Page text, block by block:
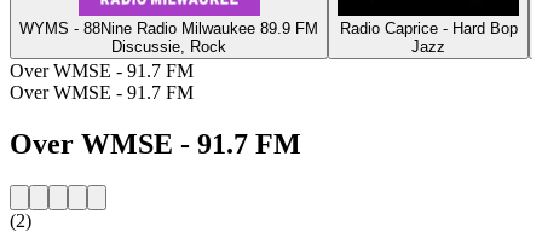
WYMS - 88Nine Radio Milwaukee 89.9 FM
Discussie, Rock
Radio Caprice - Hard Bop
Jazz
Over WMSE - 91.7 FM
Over WMSE - 91.7 FM
Over WMSE - 91.7 FM
(2)